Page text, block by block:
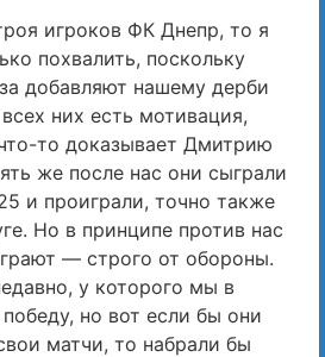
игроков ФК Днепр, то я
похвалить, поскольку
добавляют нашему дерби
них есть мотивация,
то доказывает Дмитрию
же после нас они сыграли
и проиграли, точно также
Но в принципе против нас
— строго от обороны.
у которого мы в
но вот если бы они
матчи, то набрали бы